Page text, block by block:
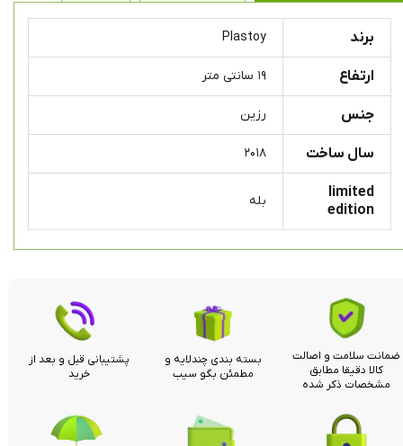
برند Plastoy
ارتفاع ۱۹ سانتی متر
جنس رزین
سال ساخت ۲۰۱۸
limited
edition
بله
ضمانت سلامت و اصالت
کالا دقیقا مطابق
مشخصات ذکر شده
بسته بندی چندلایه و
مطمئن بگو سیب
پشتیبانی قبل و بعد از
خرید